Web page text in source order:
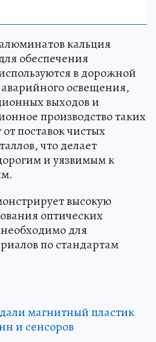
кальция
обеспечения
в дорожной
освещения,
выходов и
производство таких
поставок чистых
что делает
и уязвимым к
высокую
оптических
для
по стандартам
магнитный пластик
и сенсоров